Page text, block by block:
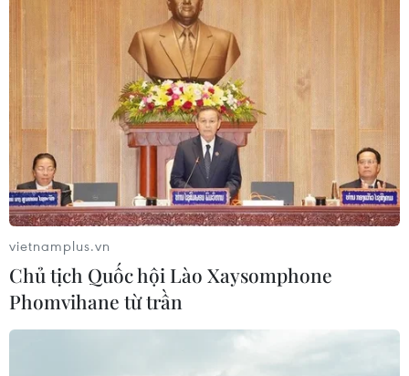
Tàu
Thành ủy Biên Hòa thông báo sau 10 ngày tuyên truyền,
vận động, hơn 300 trường hợp đồng ý bàn giao mặt
bằng phục vụ thi công Dự án cao tốc Biên Hòa-Vũng
Tàu.
vietnamplus.vn
Chủ tịch Quốc hội Lào Xaysomphone
Phomvihane từ trần